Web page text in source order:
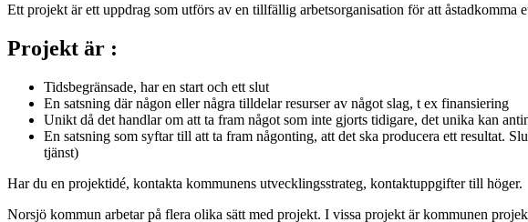
Ett projekt är ett uppdrag som utförs av en tillfällig arbetsorganisation för att åstadkomma
Projekt är :
Tidsbegränsade, har en start och ett slut
En satsning där någon eller några tilldelar resurser av något slag, t ex finansiering
Unikt då det handlar om att ta fram något som inte gjorts tidigare, det unika kan
En satsning som syftar till att ta fram någonting, att det ska producera ett resultat.
tjänst)
Har du en projektidé, kontakta kommunens utvecklingsstrateg, kontaktuppgifter till höger.
Norsjö kommun arbetar på flera olika sätt med projekt. I vissa projekt är kommunen